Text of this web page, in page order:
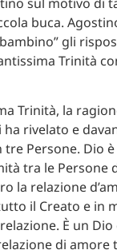
buca.
gli
Trinità
Trinità, la
rivelato e
Persone. Dio
tra le Persone
la relazione
il Creato e in
È un Dio
di amore